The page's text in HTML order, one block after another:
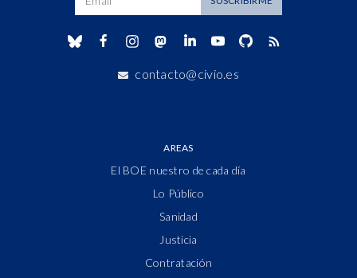
contacto@civio.es
AREAS
El BOE nuestro de cada día
Lo Público
Sanidad
Justicia
Contratación